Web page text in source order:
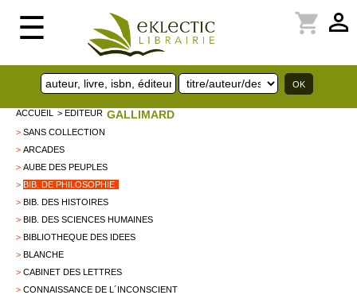
☰ perm_identity
shopping_cart
ACCUEIL > EDITEUR GALLIMARD
> SANS COLLECTION
> ARCADES
> AUBE DES PEUPLES
> BIB. DE PHILOSOPHIE
> BIB. DES HISTOIRES
> BIB. DES SCIENCES HUMAINES
> BIBLIOTHEQUE DES IDEES
> BLANCHE
> CABINET DES LETTRES
> CONNAISSANCE DE L´INCONSCIENT